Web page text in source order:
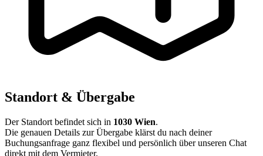
Standort & Übergabe
Der Standort befindet sich in 1030 Wien.
Die genauen Details zur Übergabe klärst du nach deiner
Buchungsanfrage ganz flexibel und persönlich über unseren Chat
direkt mit dem Vermieter.